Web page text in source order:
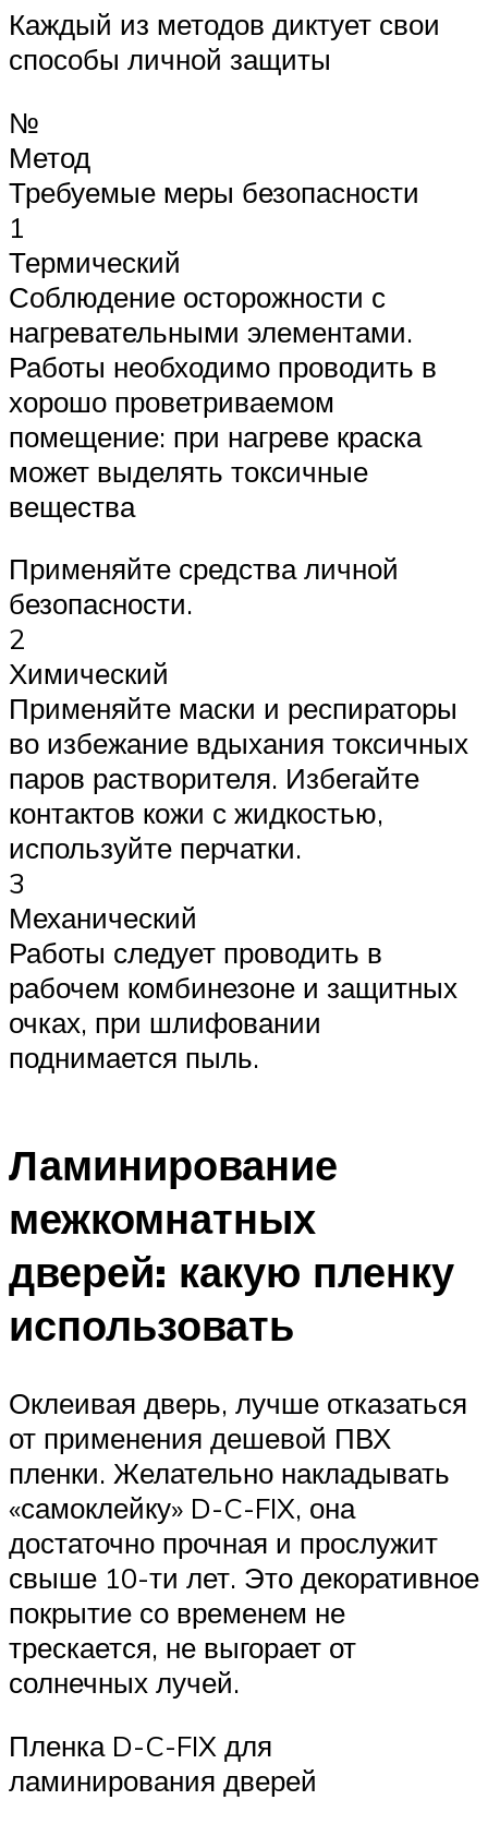
Каждый из методов диктует свои
способы личной защиты
№
Метод
Требуемые меры безопасности
1
Термический
Соблюдение осторожности с
нагревательными элементами.
Работы необходимо проводить в
хорошо проветриваемом
помещение: при нагреве краска
может выделять токсичные
вещества
Применяйте средства личной
безопасности.
2
Химический
Применяйте маски и респираторы
во избежание вдыхания токсичных
паров растворителя. Избегайте
контактов кожи с жидкостью,
используйте перчатки.
3
Механический
Работы следует проводить в
рабочем комбинезоне и защитных
очках, при шлифовании
поднимается пыль.
Ламинирование
межкомнатных
дверей: какую пленку
использовать
Оклеивая дверь, лучше отказаться
от применения дешевой ПВХ
пленки. Желательно накладывать
«самоклейку» D-C-FIX, она
достаточно прочная и прослужит
свыше 10-ти лет. Это декоративное
покрытие со временем не
трескается, не выгорает от
солнечных лучей.
Пленка D-C-FIX для
ламинирования дверей